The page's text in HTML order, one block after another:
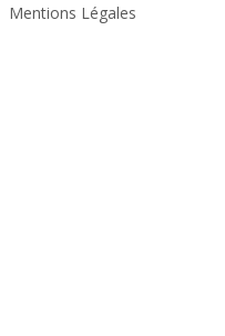
Mentions Légales